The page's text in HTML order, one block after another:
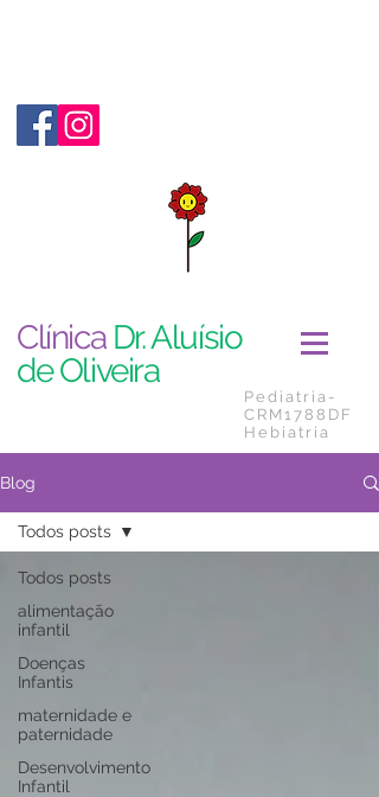
Clínica Dr. Aluísio
de Oliveira
Pediatria-
CRM1788DF
Hebiatria
Blog
Todos posts
alimentação
infantil
Doenças
Infantis
maternidade e
paternidade
Desenvolvimento
Infantil
Todos posts